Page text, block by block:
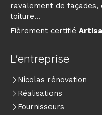
ravalement de
toiture...
Fièrement certifié
L'entreprise
Nicolas rénovation
Réalisations
Fournisseurs